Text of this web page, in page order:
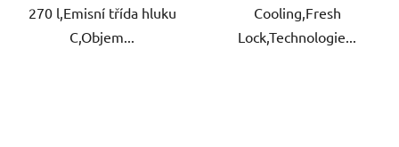
270 l,Emisní třída hluku
C,Objem...
Cooling,Fresh
Lock,Technologie...